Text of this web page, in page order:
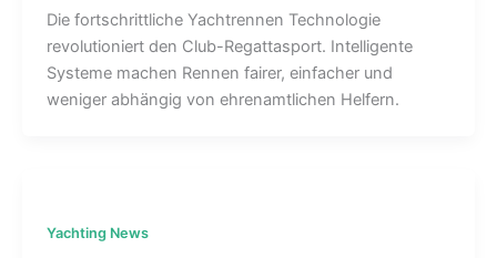
Die fortschrittliche Yachtrennen Technologie
revolutioniert den Club-Regattasport. Intelligente
Systeme machen Rennen fairer, einfacher und
weniger abhängig von ehrenamtlichen Helfern.
Yachting News